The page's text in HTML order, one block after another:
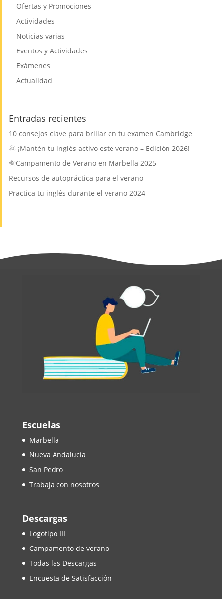
Ofertas y Promociones
Actividades
Noticias varias
Eventos y Actividades
Exámenes
Actualidad
Entradas recientes
10 consejos clave para brillar en tu examen Cambridge
🌞 ¡Mantén tu inglés activo este verano – Edición 2026!
🌞Campamento de Verano en Marbella 2025
Recursos de autopráctica para el verano
Practica tu inglés durante el verano 2024
Escuelas
Marbella
Nueva Andalucía
San Pedro
Trabaja con nosotros
Descargas
Logotipo III
Campamento de verano
Todas las Descargas
Encuesta de Satisfacción